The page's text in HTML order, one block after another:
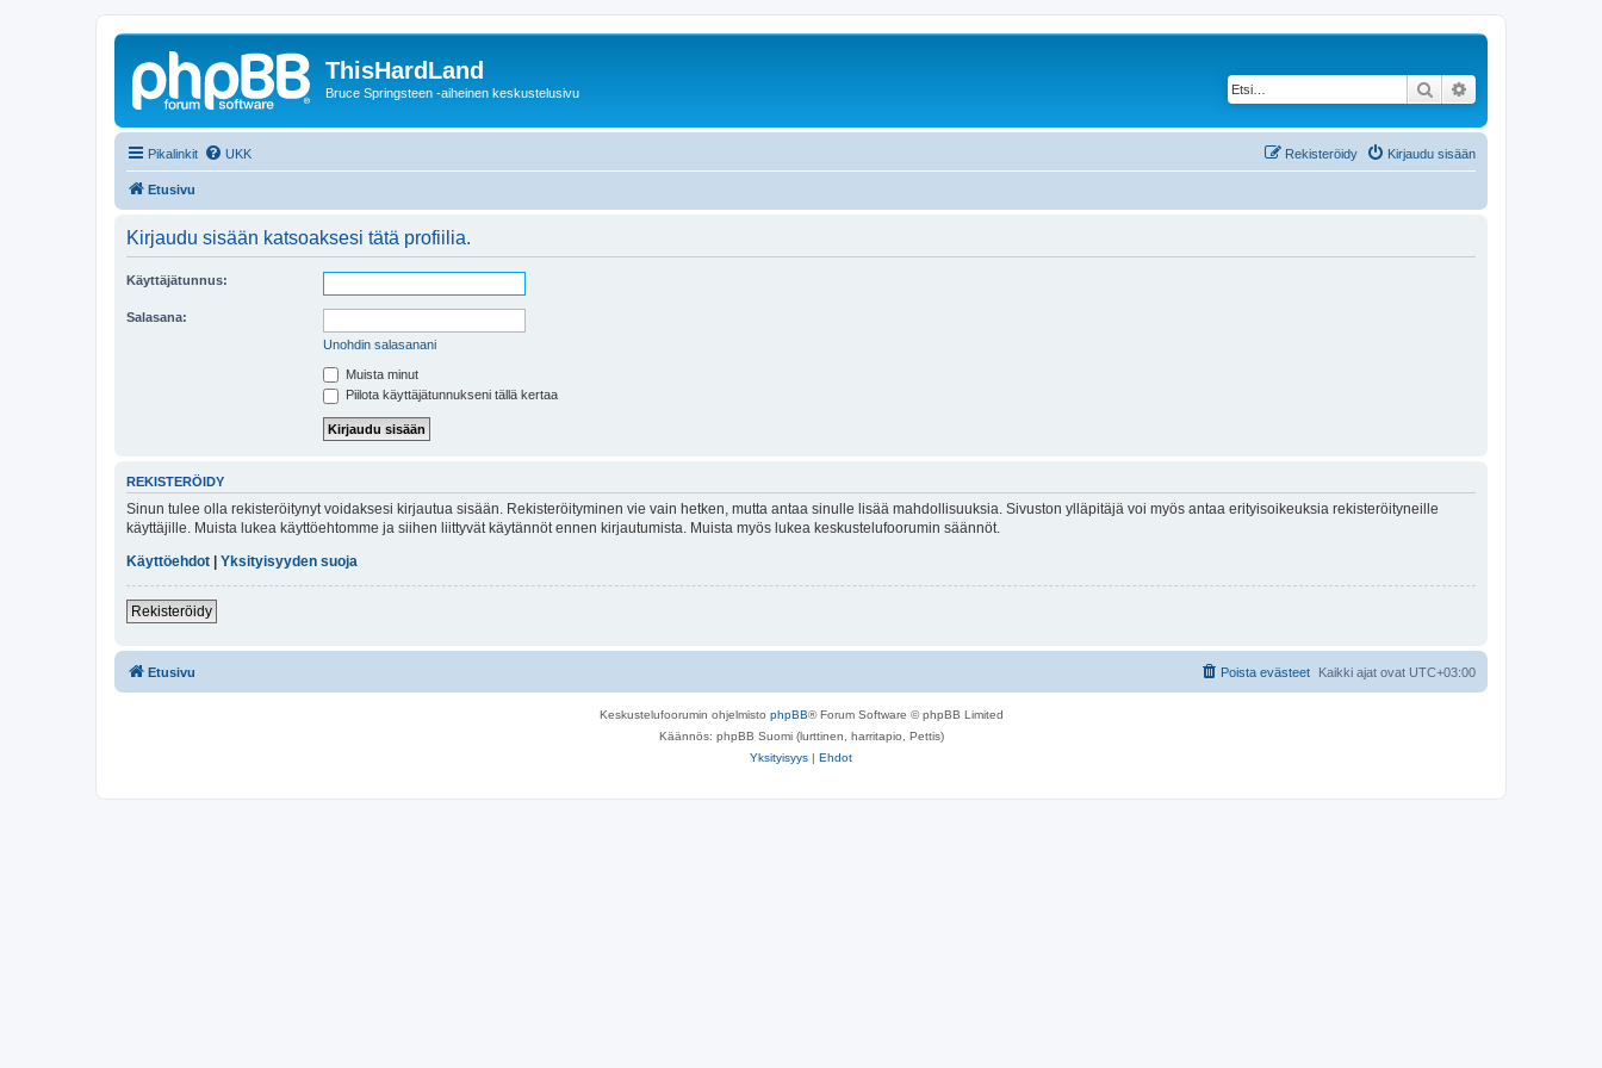
ThisHardLand
Bruce Springsteen -aiheinen keskustelusivu Etsi
Pikalinkit UKK Kirjaudu sisään
Rekisteröidy
Etusivu
Kirjaudu sisään katsoaksesi tätä profiilia.
Käyttäjätunnus:
Salasana:
Unohdin salasanani
Muista minut
Piilota käyttäjätunnukseni tällä kertaa
REKISTERÖIDY
Sinun tulee olla rekisteröitynyt voidaksesi kirjautua sisään. Rekisteröityminen vie vain hetken, mutta antaa sinulle lisää mahdollisuuksia. Sivuston ylläpitäjä voi myös antaa erityisoikeuksia rekisteröityneille
käyttäjille. Muista lukea käyttöehtomme ja siihen liittyvät käytännöt ennen kirjautumista. Muista myös lukea keskustelufoorumin säännöt.
Käyttöehdot
Yksityisyyden suoja
Rekisteröidy
Etusivu Kaikki ajat ovat UTC+03:00
Poista evästeet
Keskustelufoorumin ohjelmisto phpBB® Forum Software © phpBB Limited
Käännös: phpBB Suomi (lurttinen, harritapio, Pettis)
Yksityisyys | Ehdot